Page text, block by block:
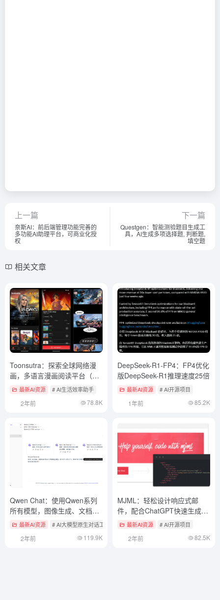
上一篇
奈斯AI：前后端管理功能完善的
多功能AI助理平台，可商业化授
权
下一篇
Questgen：智能测验题目生成工
具，AI生成多项选择题, 判断题,
填空题
相关文章
Toonsutra：探索全球网络漫
画，多语言漫画阅读平台（印
度）最新AI资源 # AI生活效率助手
2年前 78.8K
DeepSeek-R1-FP4：FP4优化
版DeepSeek-R1推理速度25倍
最新AI资源 # AI开源项目
1年前 85.2K
Qwen Chat：使用Qwen系列
所有模型，图像生成、文档处
理和网络搜索
最新AI资源 # AI大模型原生对话工具
2年前 119.9K
MJML：轻松设计响应式邮
件，配合ChatGPT快速生成营
销邮件
最新AI资源 # AI开源项目
2年前 82.5K